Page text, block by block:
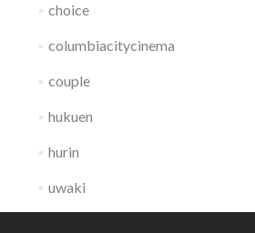
choice
columbiacitycinema
couple
hukuen
hurin
uwaki